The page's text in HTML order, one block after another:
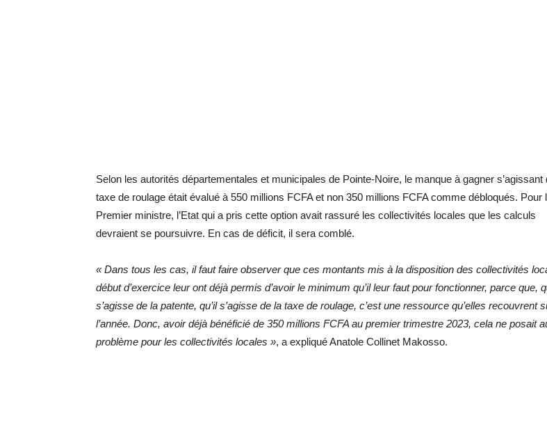
Selon les autorités départementales et municipales de Pointe-Noire, le manque à gagner s’agissant
taxe de roulage était évalué à 550 millions FCFA et non 350 millions FCFA comme débloqués. Pour
Premier ministre, l’Etat qui a pris cette option avait rassuré les collectivités locales que les calculs
devraient se poursuivre. En cas de déficit, il sera comblé.
« Dans tous les cas, il faut faire observer que ces montants mis à la disposition des collectivités
début d’exercice leur ont déjà permis d’avoir le minimum qu’il leur faut pour fonctionner, parce que,
s’agisse de la patente, qu’il s’agisse de la taxe de roulage, c’est une ressource qu’elles recouvrent
l’année. Donc, avoir déjà bénéficié de 350 millions FCFA au premier trimestre 2023, cela ne posait
problème pour les collectivités locales », a expliqué Anatole Collinet Makosso.